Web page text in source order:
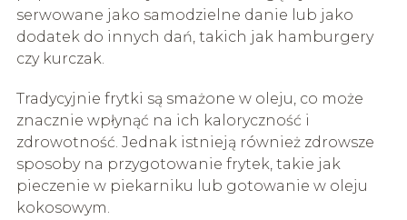
serwowane jako samodzielne danie lub jako
dodatek do innych dań, takich jak hamburgery
czy kurczak.
Tradycyjnie frytki są smażone w oleju, co może
znacznie wpłynąć na ich kaloryczność i
zdrowotność. Jednak istnieją również zdrowsze
sposoby na przygotowanie frytek, takie jak
pieczenie w piekarniku lub gotowanie w oleju
kokosowym.